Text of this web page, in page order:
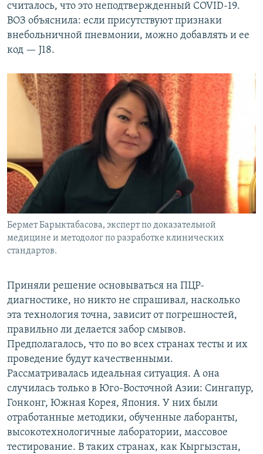
считалось, что это неподтвержденный COVID-19.
ВОЗ объяснила: если присутствуют признаки
внебольничной пневмонии, можно добавлять и ее
код — J18.
Бермет Барыктабасова, эксперт по доказательной
медицине и методолог по разработке клинических
стандартов.
Приняли решение основываться на ПЦР-
диагностике, но никто не спрашивал, насколько
эта технология точна, зависит от погрешностей,
правильно ли делается забор смывов.
Предполагалось, что по во всех странах тесты и их
проведение будут качественными.
Рассматривалась идеальная ситуация. А она
случилась только в Юго-Восточной Азии: Сингапур,
Гонконг, Южная Корея, Япония. У них были
отработанные методики, обученные лаборанты,
высокотехнологичные лаборатории, массовое
тестирование. В таких странах, как Кыргызстан,